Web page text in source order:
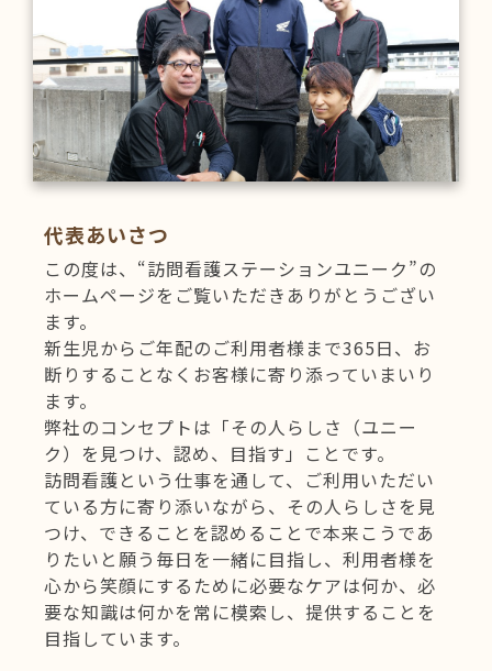
代表あいさつ
この度は、“訪問看護ステーションユニーク”の
ホームページをご覧いただきありがとうござい
ます。
新生児からご年配のご利用者様まで365日、お
断りすることなくお客様に寄り添っていまいり
ます。
弊社のコンセプトは「その人らしさ（ユニー
ク）を見つけ、認め、目指す」ことです。
訪問看護という仕事を通して、ご利用いただい
ている方に寄り添いながら、その人らしさを見
つけ、できることを認めることで本来こうであ
りたいと願う毎日を一緒に目指し、利用者様を
心から笑顔にするために必要なケアは何か、必
要な知識は何かを常に模索し、提供することを
目指しています。